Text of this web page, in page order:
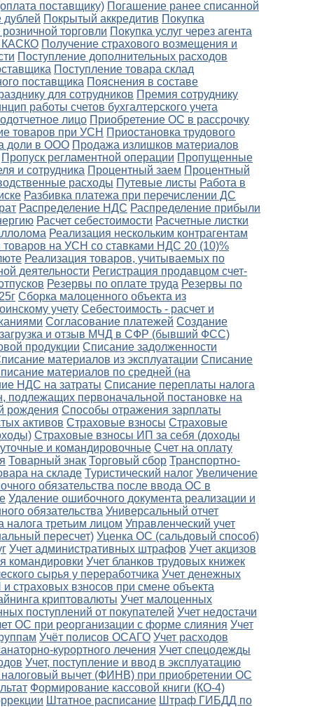
поставщику) Погашение ранее списанной
дублей Покрытый аккредитив Покупка
торговли Покупка услуг через агента
КАСКО Получение страхового возмещения и
Поступление дополнительных расходов
Поступление товара склад
поставщика Пояснения в составе
для сотрудников Премия сотруднику
работы счетов бухгалтерского учета
лицо Приобретение ОС в рассрочку
товаров при УСН Приостановка трудового
доли в ООО Продажа излишков материалов
Пропуск регламентной операции Пропущенные
и сотрудника Процентный заем Процентный
расходы Путевые листы Работа в
Разбивка платежа при перечислении ДС
Распределение НДС Распределение прибыли
Расчет себестоимости Расчетные листки
Реализация нескольким контрагентам
товаров на УСН со ставками НДС 20 (10)%
Реализация товаров, учитываемых по
деятельности Регистрация продавцом счет-
Резервы по оплате труда Резервы по
Сборка малоценного объекта из
учету Себестоимость - расчет и
Согласование платежей Создание
и отзыв МЧД в СФР (бывший ФСС)
продукции Списание задолженности
материалов из эксплуатации Списание
материалов по средней (на
НДС на затраты Списание переплаты налога
подлежащих первоначальной постановке на
рождения Способы отражения зарплаты
активов Страховые взносы Страховые
Страховые взносы ИП за себя (доходы
и командировочные Счет на оплату
Товарный знак Торговый сбор Транспортно-
на складе Туристический налог Увеличение
обязательства после ввода ОС в
Удаление ошибочного документа реализации и
обязательства Универсальный отчет
налога третьим лицом Управленческий учет
пересчет) Уценка ОС (сальдовый способ)
Учет административных штрафов Учет акцизов
командировки Учет бланков трудовых книжек
сырья у переработчика Учет денежных
страховых взносов при смене объекта
криптовалюты Учет малоценных
поступлений от покупателей Учет недостачи
ОС при реорганизации с форме слияния Учет
Учёт полисов ОСАГО Учет расходов
курортного лечения Учет спецодежды
Учет, поступление и ввод в эксплуатацию
вычет (ФИНВ) при приобретении ОС
Формирование кассовой книги (КО-4)
Штатное расписание Штраф ГИБДД по